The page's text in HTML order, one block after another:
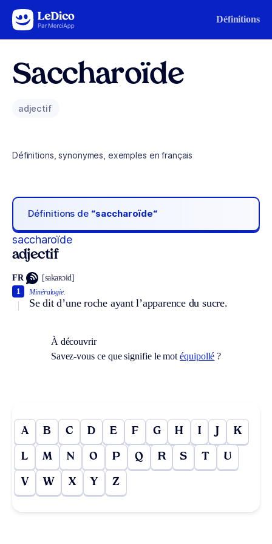
Aller au contenu Définitions
Saccharoïde
adjectif
Définitions, synonymes, exemples en français
Définitions de “saccharoïde“
saccharoïde
adjectif
FR [sakaʀɔid]
Minéralogie.
Se dit d’une roche ayant l’apparence du sucre.
1
À découvrir
Savez-vous ce que signifie le motéquipollé ?
A B C D E F G H I J K
L M N O P Q R S T U
V W X Y Z